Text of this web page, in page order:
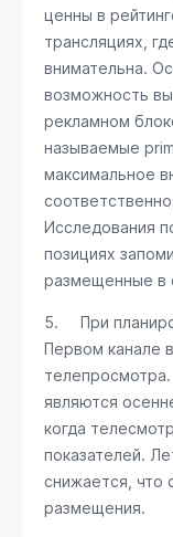
ценны в
трансляциях,
внимательна.
возможность
рекламном
называемые
максимальное
Исследования
позициях
размещенные в
5. При
Первом канале
являются
когда
показателей.
снижается, что
размещения.